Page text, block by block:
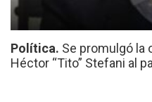
Política. Se promulgó la
Héctor “Tito” Stefani al